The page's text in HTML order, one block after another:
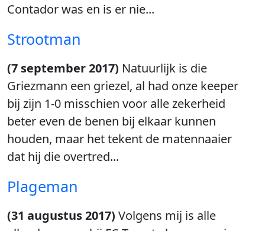
Contador was en is er nie...
Strootman
(7 september 2017) Natuurlijk is die
Griezmann een griezel, al had onze keeper
bij zijn 1-0 misschien voor alle zekerheid
beter even de benen bij elkaar kunnen
houden, maar het tekent de matennaaier
dat hij die overtred...
Plageman
(31 augustus 2017) Volgens mij is alle